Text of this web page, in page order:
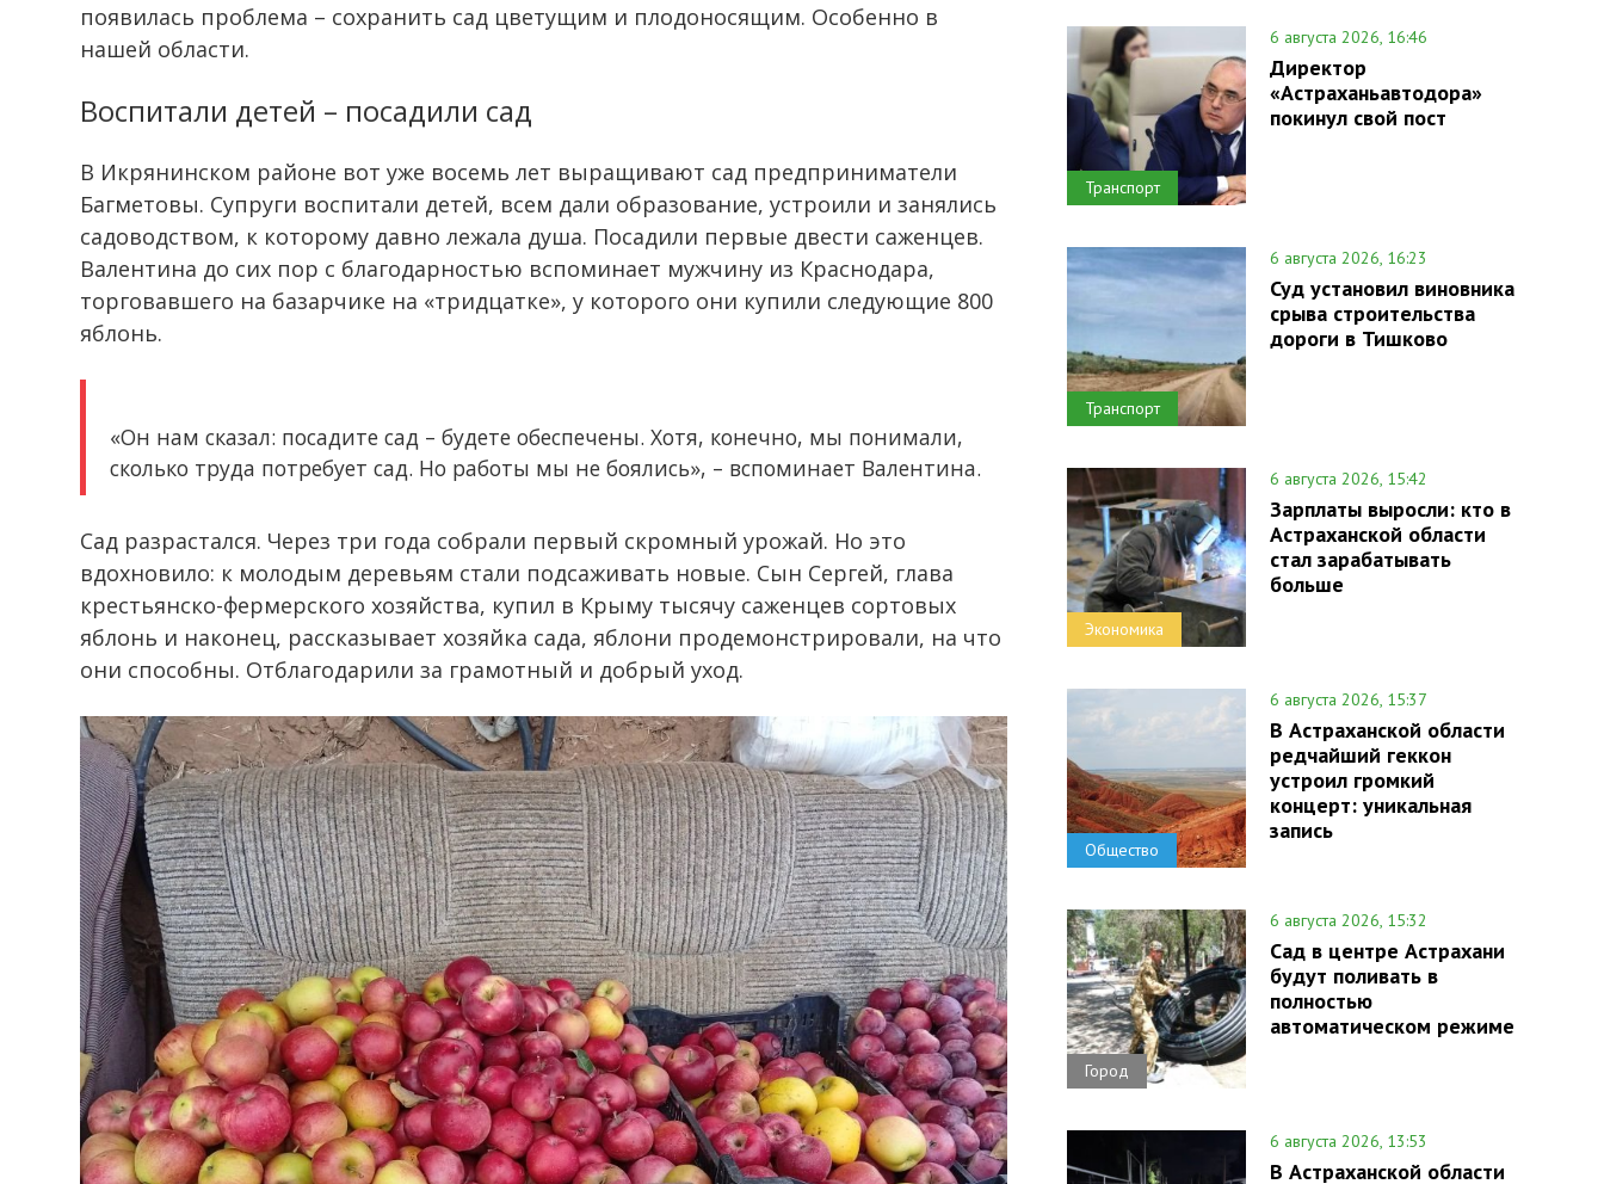
появилась проблема – сохранить сад цветущим и плодоносящим. Особенно в
нашей области.
Воспитали детей – посадили сад
В Икрянинском районе вот уже восемь лет выращивают сад предприниматели
Багметовы. Супруги воспитали детей, всем дали образование, устроили и занялись
садоводством, к которому давно лежала душа. Посадили первые двести саженцев.
Валентина до сих пор с благодарностью вспоминает мужчину из Краснодара,
торговавшего на базарчике на «тридцатке», у которого они купили следующие 800
яблонь.
«Он нам сказал: посадите сад – будете обеспечены. Хотя, конечно, мы понимали,
сколько труда потребует сад. Но работы мы не боялись», – вспоминает Валентина.
Сад разрастался. Через три года собрали первый скромный урожай. Но это
вдохновило: к молодым деревьям стали подсаживать новые. Сын Сергей, глава
крестьянско-фермерского хозяйства, купил в Крыму тысячу саженцев сортовых
яблонь и наконец, рассказывает хозяйка сада, яблони продемонстрировали, на что
они способны. Отблагодарили за грамотный и добрый уход.
Транспорт
6 августа 2026, 16:46
Директор
«Астраханьавтодора»
покинул свой пост
Транспорт
6 августа 2026, 16:23
Суд установил виновника
срыва строительства
дороги в Тишково
Экономика
6 августа 2026, 15:42
Зарплаты выросли: кто в
Астраханской области
стал зарабатывать
больше
Общество
6 августа 2026, 15:37
В Астраханской области
редчайший геккон
устроил громкий
концерт: уникальная
запись
Город
6 августа 2026, 15:32
Сад в центре Астрахани
будут поливать в
полностью
автоматическом режиме
6 августа 2026, 13:53
В Астраханской области